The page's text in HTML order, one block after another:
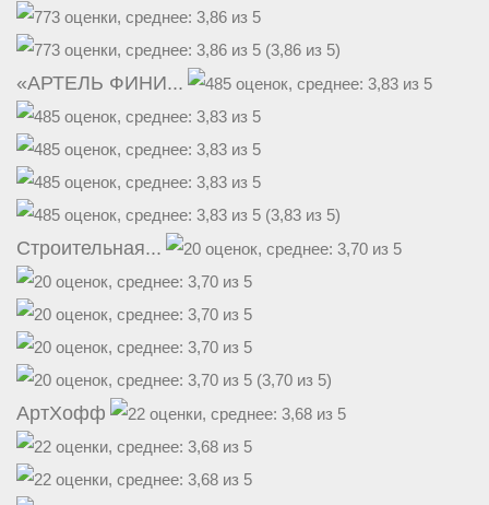
(3,86 из 5)
«АРТЕЛЬ ФИНИ...
(3,83 из 5)
Строительная...
(3,70 из 5)
АртХофф